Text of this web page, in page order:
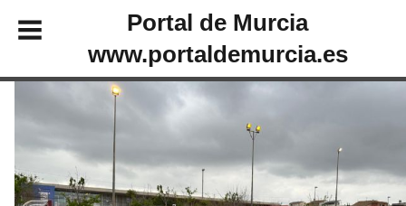
Portal de Murcia
www.portaldemurcia.es